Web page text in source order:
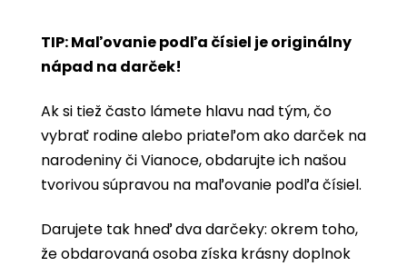
TIP: Maľovanie podľa čísiel je originálny
nápad na darček!
Ak si tiež často lámete hlavu nad tým, čo
vybrať rodine alebo priateľom ako darček na
narodeniny či Vianoce, obdarujte ich našou
tvorivou súpravou na maľovanie podľa čísiel.
Darujete tak hneď dva darčeky: okrem toho,
že obdarovaná osoba získa krásny doplnok